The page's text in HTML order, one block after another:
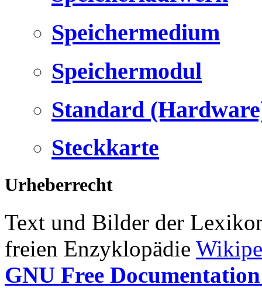
Speichermedium
Speichermodul
Standard
Steckkarte
Urheberrecht
Text und Bilder der
freien Enzyklopädie
GNU Free